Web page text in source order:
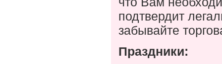
подтвердит
забывайте
Праздники: